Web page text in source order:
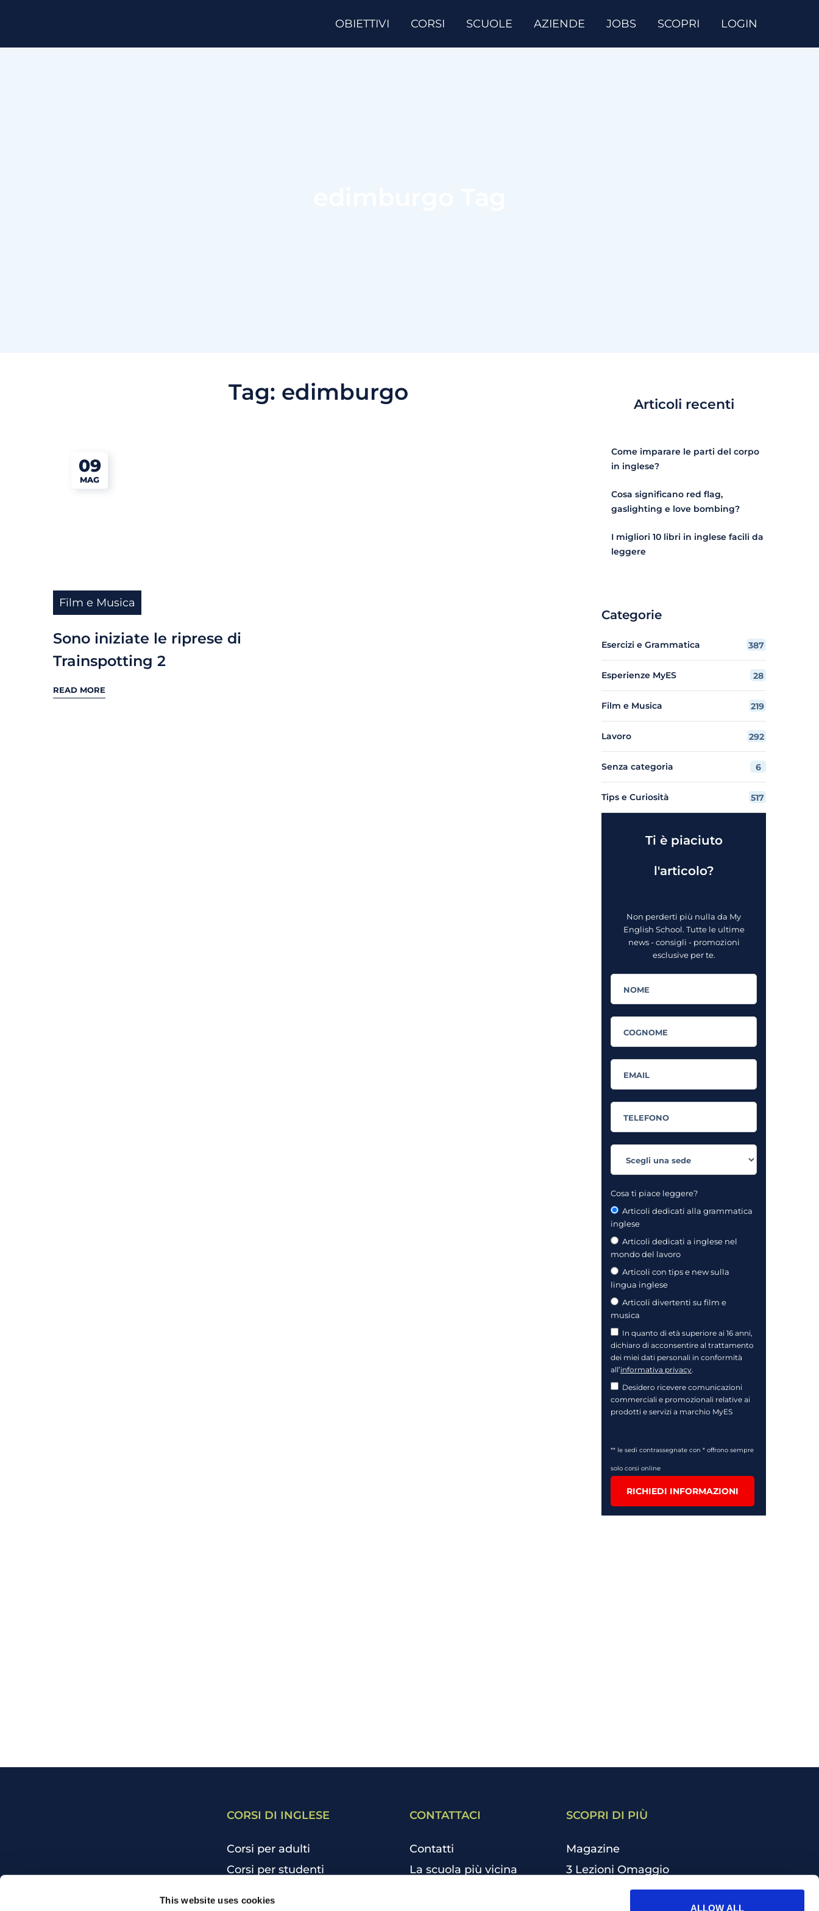
This website uses cookies
ALLOW ALL
OBIETTIVI CORSI SCUOLE AZIENDE JOBS SCOPRI LOGIN
Tag: edimburgo
09
MAG
Film e Musica
Sono iniziate le riprese di
Trainspotting 2
READ MORE
Articoli recenti
Come imparare le parti del corpo
in inglese?
Cosa significano red flag,
gaslighting e love bombing?
I migliori 10 libri in inglese facili da
leggere
Categorie
Esercizi e Grammatica 387
Esperienze MyES 28
Film e Musica 219
Lavoro 292
Senza categoria 6
Tips e Curiosità 517
Ti è piaciuto
l'articolo?
Non perderti più nulla da My
English School. Tutte le ultime
news - consigli - promozioni
esclusive per te.
Cosa ti piace leggere?
Articoli dedicati alla grammatica
inglese
Articoli dedicati a inglese nel
mondo del lavoro
Articoli con tips e new sulla
lingua inglese
Articoli divertenti su film e
musica
In quanto di età superiore ai 16 anni,
dichiaro di acconsentire al trattamento
dei miei dati personali in conformità
all’informativa privacy.
Desidero ricevere comunicazioni
commerciali e promozionali relative ai
prodotti e servizi a marchio MyES
** le sedi contrassegnate con * offrono sempre
solo corsi online
RICHIEDI INFORMAZIONI
CORSI DI INGLESE
Corsi per adulti
Corsi per studenti
CONTATTACI
Contatti
La scuola più vicina
SCOPRI DI PIÙ
Magazine
3 Lezioni Omaggio